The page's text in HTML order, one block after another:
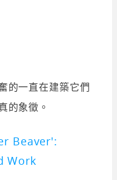
的一直在建築它們
的象徵。
Beaver':
Work